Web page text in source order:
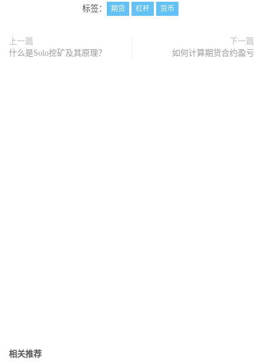
标签： 期货 杠杆 货币
上一篇
什么是Solo挖矿及其原理？
下一篇
如何计算期货合约盈亏
相关推荐